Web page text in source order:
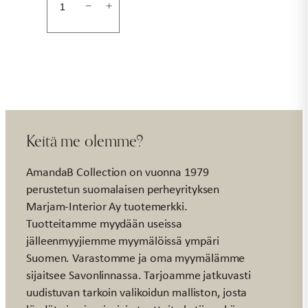
Horoskooppimuki
− +
Keitä me olemme?
AmandaB Collection on vuonna 1979
perustetun suomalaisen perheyrityksen
Marjam-Interior Ay tuotemerkki.
Tuotteitamme myydään useissa
jälleenmyyjiemme myymälöissä ympäri
Suomen. Varastomme ja oma myymälämme
sijaitsee Savonlinnassa. Tarjoamme jatkuvasti
uudistuvan tarkoin valikoidun malliston, josta